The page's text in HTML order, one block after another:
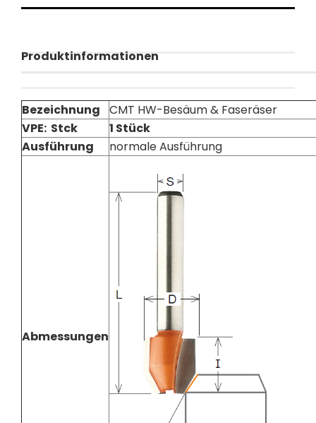
Produktinformationen
Bezeichnung
CMT HW-Besäum & Faseräser
VPE: Stck
1 Stück
Ausführung
normale Ausführung
Abmessungen